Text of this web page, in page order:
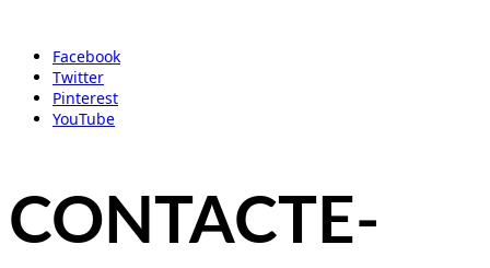
Facebook
Twitter
Pinterest
YouTube
CONTACTE-